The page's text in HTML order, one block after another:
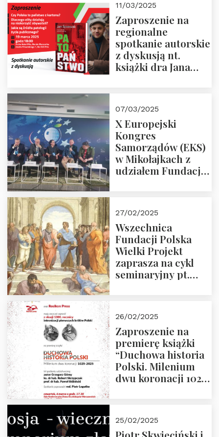
i prof.
Krasnodębski
11/03/2025
Zaproszenie na
regionalne
spotkanie autorskie
z dyskusją nt.
książki dra Jana
07/03/2025
X Europejski
Kongres
Samorządów (EKS)
w Mikołajkach z
udziałem Fundacji
27/02/2025
Wszechnica
Fundacji Polska
Wielki Projekt
zaprasza na cykl
seminaryjny pt.
26/02/2025
Zaproszenie na
premierę książki
“Duchowa historia
Polski. Milenium
dwu koronacji 1025-
2025 r. godz. 17:30,
25/02/2025